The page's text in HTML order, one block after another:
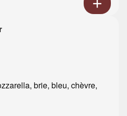
brie, bleu, chèvre,